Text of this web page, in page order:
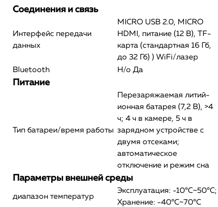
Соединения и связь
Интерфейс передачи
данных
MICRO USB 2.0, MICRO
HDMI, питание (12 В), TF-
карта (стандартная 16 Гб,
до 32 Гб) ) WiFi/лазер
Bluetooth
Н/о Да
Питание
Тип батареи/время работы
Перезаряжаемая литий-
ионная батарея (7,2 В), >4
ч; 4 ч в камере, 5 ч в
зарядном устройстве с
двумя отсеками;
автоматическое
отключение и режим сна
Параметры внешней среды
диапазон температур
Эксплуатация: -10°С~50°С;
Хранение: -40°С~70°С